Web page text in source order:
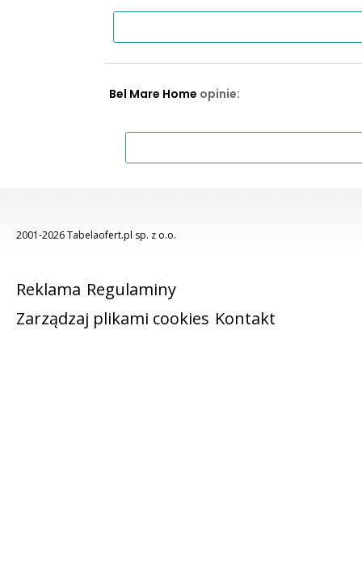
Bel Mare Home opinie:
2001-2026 Tabelaofert.pl sp. z o.o.
Reklama Regulaminy
Zarządzaj plikami cookies Kontakt